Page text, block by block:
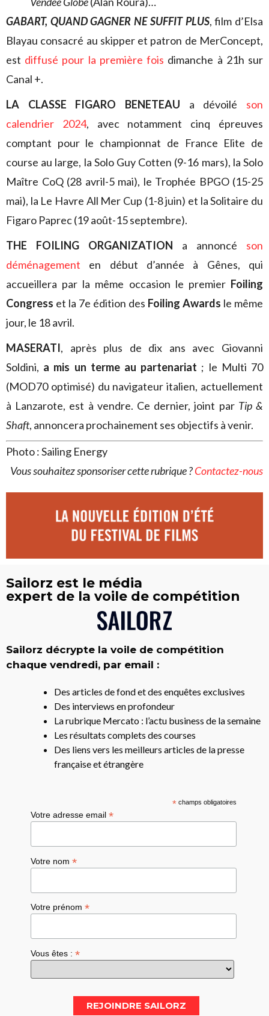
GABART, QUAND GAGNER NE SUFFIT PLUS, film d’Elsa
Blayau consacré au skipper et patron de MerConcept,
est diffusé pour la première fois dimanche à 21h sur
Canal +.
LA CLASSE FIGARO BENETEAU a dévoilé son
calendrier 2024, avec notamment cinq épreuves
comptant pour le championnat de France Elite de
course au large, la Solo Guy Cotten (9-16 mars), la Solo
Maître CoQ (28 avril-5 mai), le Trophée BPGO (15-25
mai), la Le Havre All Mer Cup (1-8 juin) et la Solitaire du
Figaro Paprec (19 août-15 septembre).
THE FOILING ORGANIZATION a annoncé son
déménagement en début d’année à Gênes, qui
accueillera par la même occasion le premier Foiling
Congress et la 7e édition des Foiling Awards le même
jour, le 18 avril.
MASERATI, après plus de dix ans avec Giovanni
Soldini, a mis un terme au partenariat ; le Multi 70
(MOD70 optimisé) du navigateur italien, actuellement
à Lanzarote, est à vendre. Ce dernier, joint par Tip &
Shaft, annoncera prochainement ses objectifs à venir.
Photo : Sailing Energy
Vous souhaitez sponsoriser cette rubrique ?Contactez-nous
Sailorz est le média
expert de la voile de compétition
Sailorz décrypte la voile de compétition
chaque vendredi, par email :
Des articles de fond et des enquêtes exclusives
Des interviews en profondeur
La rubrique Mercato : l’actu business de la semaine
Les résultats complets des courses
Des liens vers les meilleurs articles de la presse
française et étrangère
*champs obligatoires
Votre adresse email*
Votre nom*
Votre prénom*
Vous êtes :*